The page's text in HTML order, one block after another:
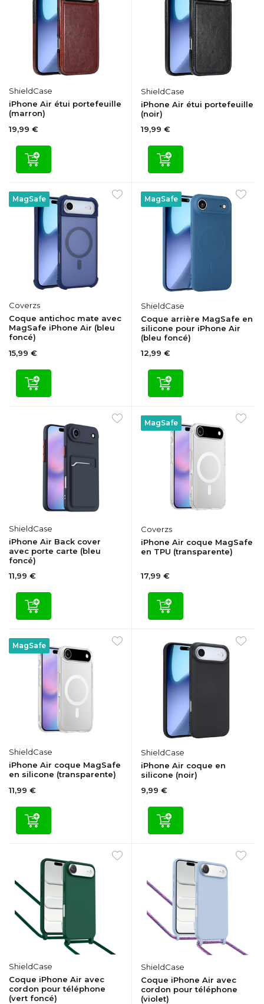
ShieldCase
iPhone Air étui portefeuille
(marron)
19,99 €
ShieldCase
iPhone Air étui portefeuille
(noir)
19,99 €
MagSafe
Coverzs
Coque antichoc mate avec
MagSafe iPhone Air (bleu
foncé)
15,99 €
MagSafe
ShieldCase
Coque arrière MagSafe en
silicone pour iPhone Air
(bleu foncé)
12,99 €
ShieldCase
iPhone Air Back cover
avec porte carte (bleu
foncé)
11,99 €
MagSafe
Coverzs
iPhone Air coque MagSafe
en TPU (transparente)
17,99 €
MagSafe
ShieldCase
iPhone Air coque MagSafe
en silicone (transparente)
11,99 €
ShieldCase
iPhone Air coque en
silicone (noir)
9,99 €
ShieldCase
Coque iPhone Air avec
cordon pour téléphone
(vert foncé)
ShieldCase
Coque iPhone Air avec
cordon pour téléphone
(violet)